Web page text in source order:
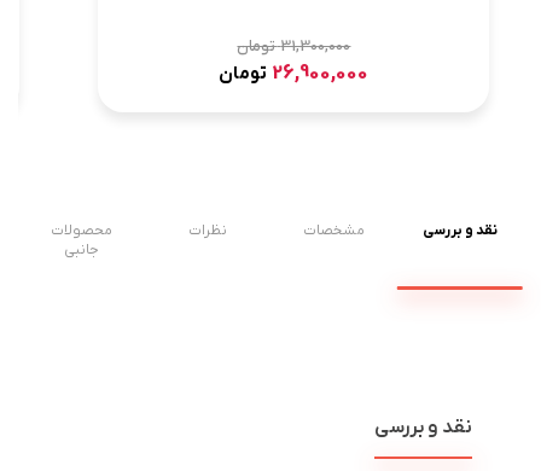
31,300,000تومان
26,900,000 تومان
نقد و بررسی مشخصات نظرات
محصولات
جانبی
نقد و بررسی